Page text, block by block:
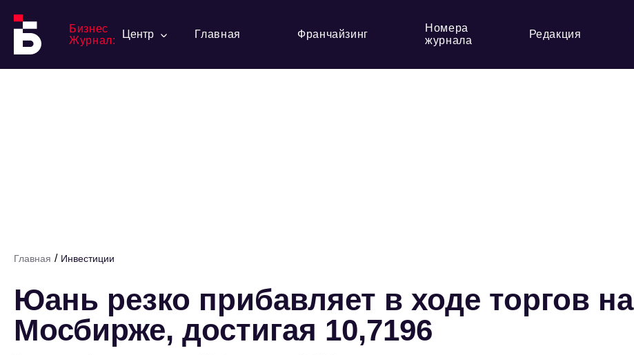
Бизнес
Журнал:
Центр Главная Франчайзинг
Номера
журнала
Редакция
Главная / Инвестиции
Юань резко прибавляет в ходе торгов на
Мосбирже, достигая 10,7196